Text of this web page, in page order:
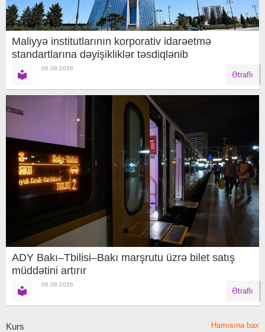
Maliyyə institutlarının korporativ idarəetmə
standartlarına dəyişikliklər təsdiqlənib
06.08.2026
Ətraflı
ADY Bakı–Tbilisi–Bakı marşrutu üzrə bilet satış
müddətini artırır
06.08.2026
Ətraflı
Kurs Hamısına bax